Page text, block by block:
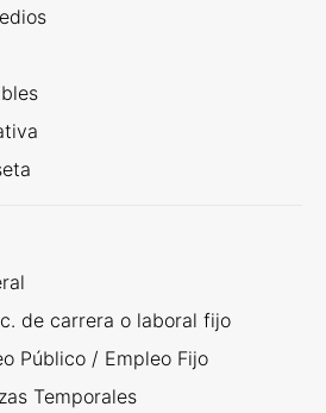
de carrera o laboral fijo
Público / Empleo Fijo
Temporales